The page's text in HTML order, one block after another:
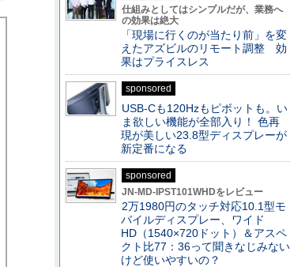
仕組みとしてはシンプルだが、業務へ
の効果は絶大
「現場に行くのが当たり前」を変
えたアズビルのリモート調整 効
果はプライスレス
sponsored
USB-Cも120Hzもピボットも。い
ま欲しい機能が全部入り！ 色再
現が美しい23.8型ディスプレーが
新定番になる
sponsored
JN-MD-IPST101WHDをレビュー
2万1980円のタッチ対応10.1型モ
バイルディスプレー、ワイド
HD（1540×720ドット）＆アスペ
クト比77：36って聞きなじみない
けど使いやすいの？